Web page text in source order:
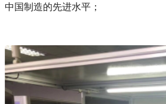
中国制造的先进水平；